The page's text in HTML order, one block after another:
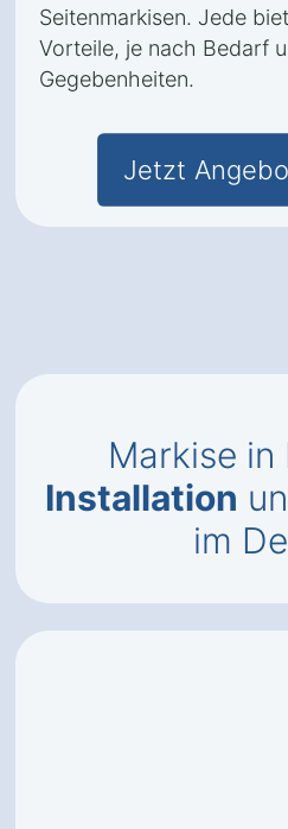
Seitenmarkisen. Jede
Vorteile, je nach Bedarf
Gegebenheiten.
Jetzt
Markise in
Installation
im